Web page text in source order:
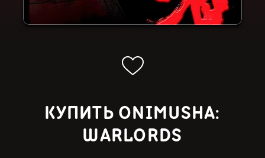
КУПИТЬ ONIMUSHA:
WARLORDS